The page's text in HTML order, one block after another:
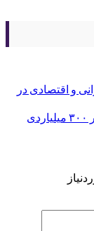
پروژه عمرانی و اقتصادی در